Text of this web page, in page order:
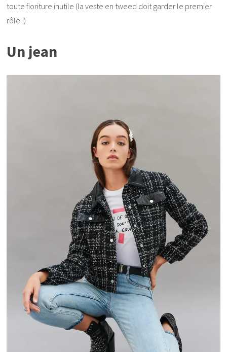
toute fioriture inutile (la veste en tweed doit garder le premier
rôle !)
Un jean